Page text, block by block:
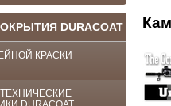
DURACOAT
КРАСКИ